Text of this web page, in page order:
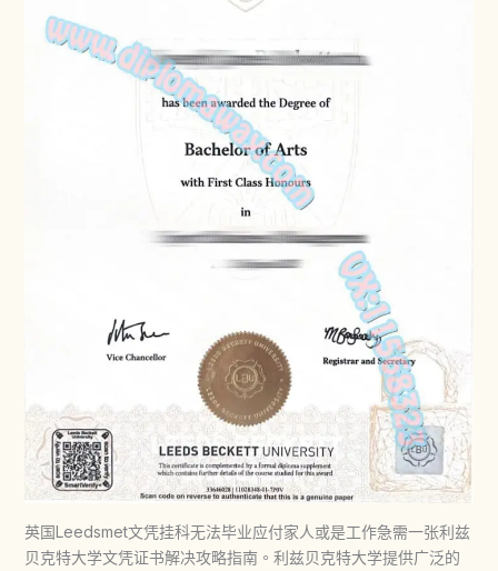
英国Leedsmet文凭挂科无法毕业应付家人或是工作急需一张利兹
贝克特大学文凭证书解决攻略指南。利兹贝克特大学提供广泛的